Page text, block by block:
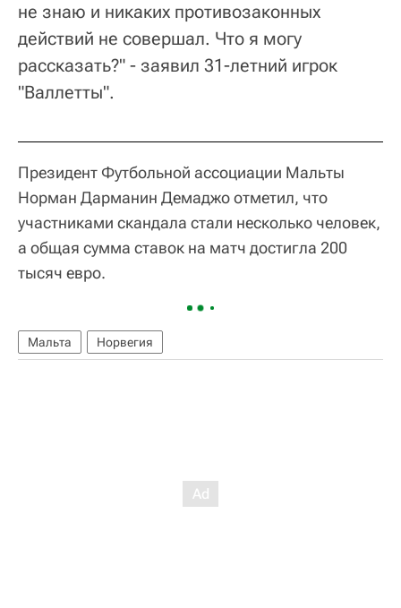
не знаю и никаких противозаконных
действий не совершал. Что я могу
рассказать?" - заявил 31-летний игрок
"Валлетты".
Президент Футбольной ассоциации Мальты
Норман Дарманин Демаджо отметил, что
участниками скандала стали несколько человек,
а общая сумма ставок на матч достигла 200
тысяч евро.
Мальта Норвегия